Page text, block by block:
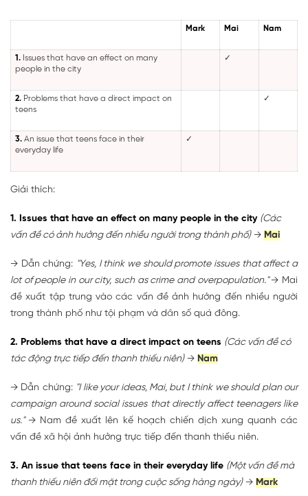
Mark Mai Nam
1. Issues that have an effect on many
people in the city
✓
2. Problems that have a direct impact on
teens
✓
3. An issue that teens face in their
everyday life
✓
Giải thích:
1. Issues that have an effect on many people in the city (Các
vấn đề có ảnh hưởng đến nhiều người trong thành phố)→ Mai
→ Dẫn chứng: "Yes, I think we should promote issues that affect a
lot of people in our city, such as crime and overpopulation."→ Mai
đề xuất tập trung vào các vấn đề ảnh hưởng đến nhiều người
trong thành phố như tội phạm và dân số quá đông.
2. Problems that have a direct impact on teens (Các vấn đề có
tác động trực tiếp đến thanh thiếu niên)→ Nam
→ Dẫn chứng: "I like your ideas, Mai, but I think we should plan our
campaign around social issues that directly affect teenagers like
us."→ Nam đề xuất lên kế hoạch chiến dịch xung quanh các
vấn đề xã hội ảnh hưởng trực tiếp đến thanh thiếu niên.
3. An issue that teens face in their everyday life (Một vấn đề mà
thanh thiếu niên đối mặt trong cuộc sống hàng ngày)→ Mark